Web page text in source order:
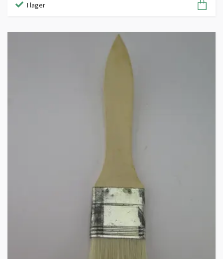
I lager